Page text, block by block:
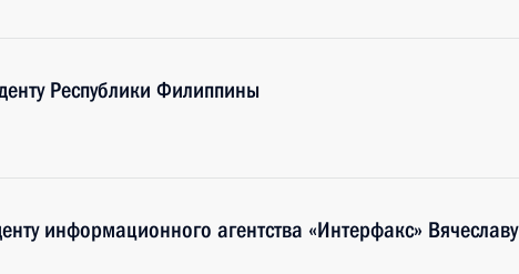
Республики Филиппины
информационного агентства «Интерфакс» Вячеславу